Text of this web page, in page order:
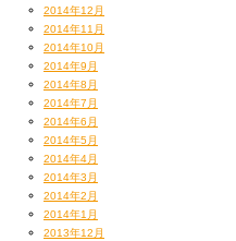
2014年12月
2014年11月
2014年10月
2014年9月
2014年8月
2014年7月
2014年6月
2014年5月
2014年4月
2014年3月
2014年2月
2014年1月
2013年12月